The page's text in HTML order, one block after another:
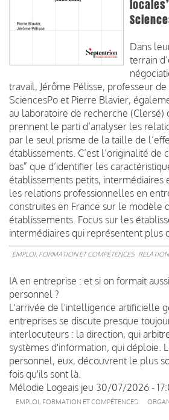
Dans
terrain
travail, Jérôme Pélisse, professeur
SciencesPo et Pierre Blavier,
au laboratoire de recherche (Clersé)
prennent le parti d’analyser les
par le seul prisme de la taille de
établissements. C’est l’originalité de
bas” que d’identifier les
établissements petits, intermédiaires
les relations professionnelles en
construites en France sur le modèle
établissements. Focus sur les
intermédiaires qui représentent plus
EMPLOI, FORMATION ET COMPÉTENCES
IA en entreprise : et si on formait
personnel ?
L'arrivée de l'intelligence artificielle
entreprises se discute presque
interlocuteurs : la direction, qui
systèmes d'information, qui déploie.
personnel, eux, découvrent le plus
fois qu'ils sont là.
Mélodie Logeais jeu 30/07/2026 -
EMPLOI, FORMATION ET COMPÉTENCES